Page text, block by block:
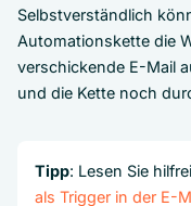
Selbstverständlich
Automationskette die
verschickende E-Mail
und die Kette noch
Tipp: Lesen Sie
als Trigger in der E-